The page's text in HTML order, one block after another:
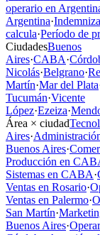
operario en
Argentina·
calcula·Período de
CiudadesBuenos
Aires·CABA·
Nicolás·Belgrano·
Martín·Mar del Plata
Tucumán·Vicente
López·Ezeiza·
Área × ciudad
Aires·
Buenos Aires·
Producción en
Sistemas en CABA·
Ventas en Rosario·
Ventas en Palermo·
San Martín·
Buenos Aires·